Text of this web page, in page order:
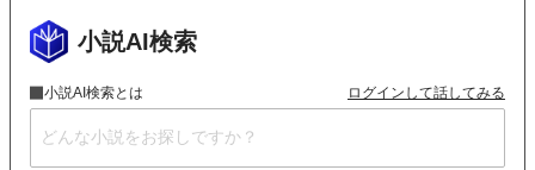
小説AI検索
小説AI検索とは ログインして話してみる